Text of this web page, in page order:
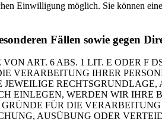
Einwilligung möglich. Sie können
Fällen sowie gegen
ART. 6 ABS. 1 LIT. E ODER F
VERARBEITUNG IHRER
EINLEGEN, WERDEN WIR
FÜR DIE
AUSÜBUNG ODER